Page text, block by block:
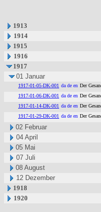
1913
1914
1915
1916
1917
01 Januar
1917-01-05-DK-001 da de en Der
1917-01-06-DK-001 da de en Der
1917-01-14-DK-001 da de en Der
1917-01-29-DK-001 da de en Der
02 Februar
04 April
05 Mai
07 Juli
08 August
12 Dezember
1918
1920